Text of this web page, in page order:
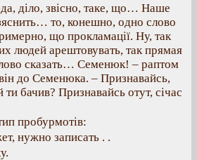
діло, звісно, таке, що… Наше
то, конешно, одно слово
що прокламації. Ну, так
людей арештовувать, так прямая
сказать… Семенюк! – раптом
до Семенюка. – Признавайсь,
бачив? Признавайсь отут, січас
пробурмотів:
нужно записать . .